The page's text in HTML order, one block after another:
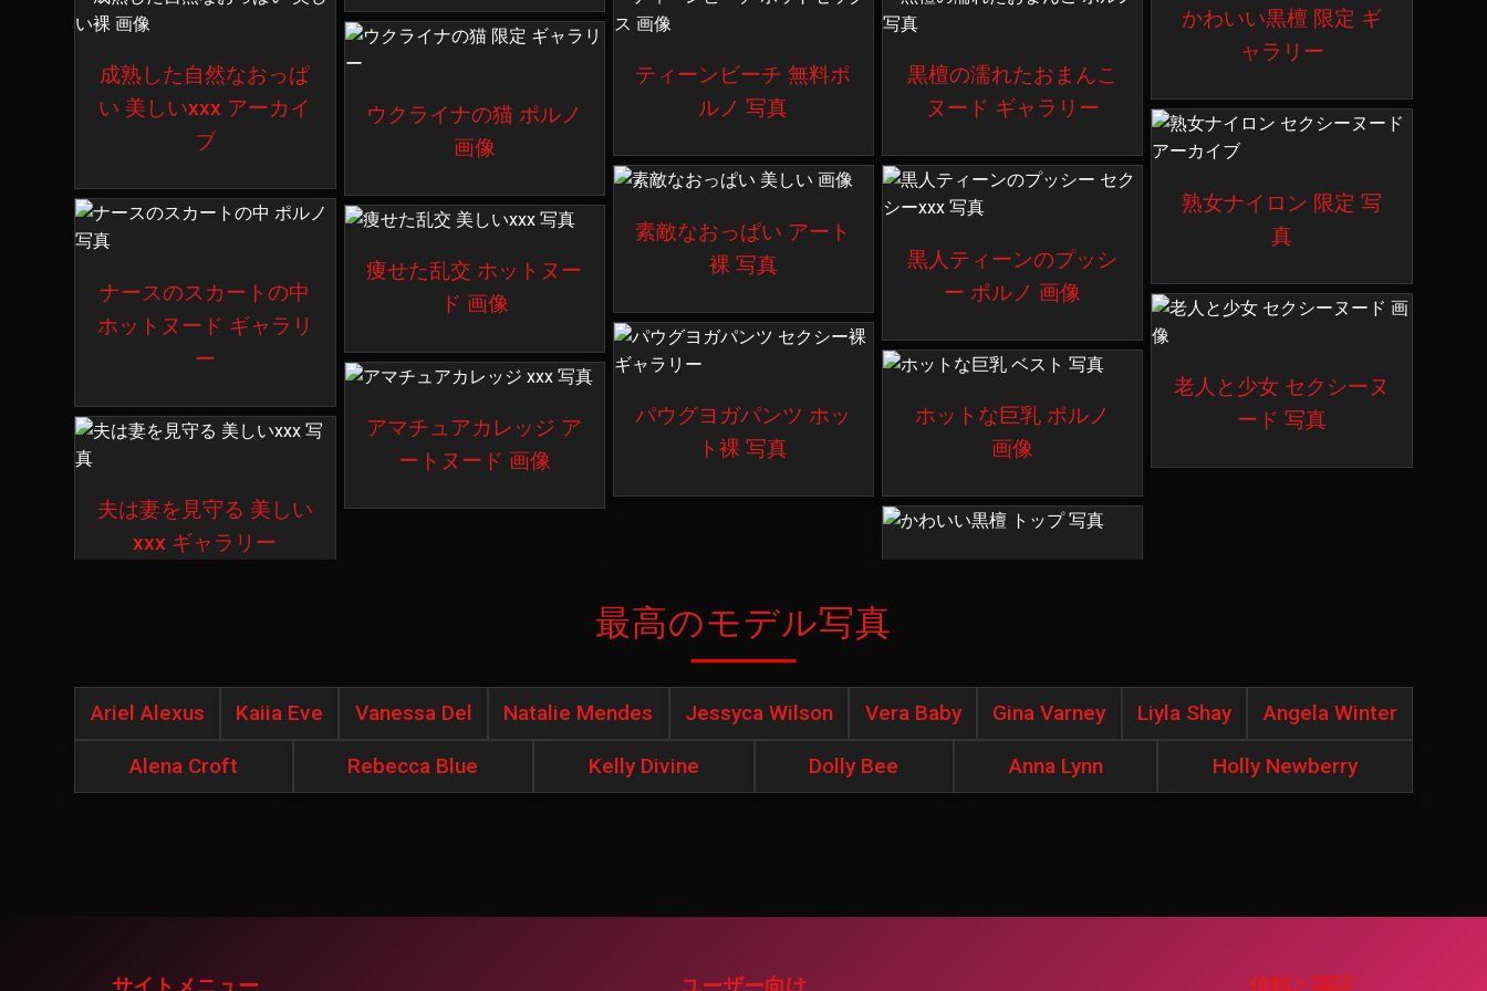
成熟した自然なおっぱ
い 美しいxxx アーカイ
ブ
ナースのスカートの中
ホットヌード ギャラリ
ー
夫は妻を見守る 美しい
xxx ギャラリー
ウクライナの猫 ポルノ
画像
痩せた乱交 ホットヌー
ド 画像
アマチュアカレッジ ア
ートヌード 画像
ティーンビーチ 無料ポ
ルノ 写真
素敵なおっぱい アート
裸 写真
パウグヨガパンツ ホッ
ト裸 写真
黒檀の濡れたおまんこ
ヌード ギャラリー
黒人ティーンのプッシ
ー ポルノ 画像
ホットな巨乳 ポルノ
画像
かわいい黒檀 限定 ギ
ャラリー
熟女ナイロン 限定 写
真
老人と少女 セクシーヌ
ード 写真
最高のモデル写真
Ariel Alexus Kaiia Eve Vanessa Del Natalie Mendes Jessyca Wilson Vera Baby Gina Varney Liyla Shay Angela Winter
Alena Croft Rebecca Blue Kelly Divine Dolly Bee Anna Lynn Holly Newberry